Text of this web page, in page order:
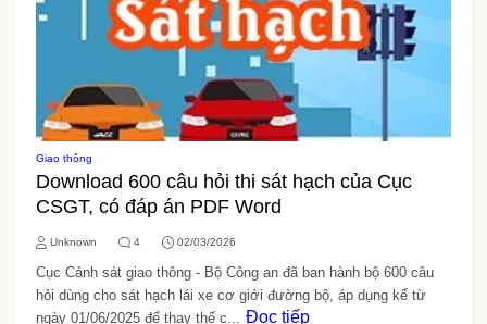
Giao thông
Download 600 câu hỏi thi sát hạch của Cục
CSGT, có đáp án PDF Word
Unknown 4 02/03/2026
Cục Cảnh sát giao thông - Bộ Công an đã ban hành bộ 600 câu
hỏi dùng cho sát hạch lái xe cơ giới đường bộ, áp dụng kể từ
ngày 01/06/2025 để thay thế c... Đọc tiếp